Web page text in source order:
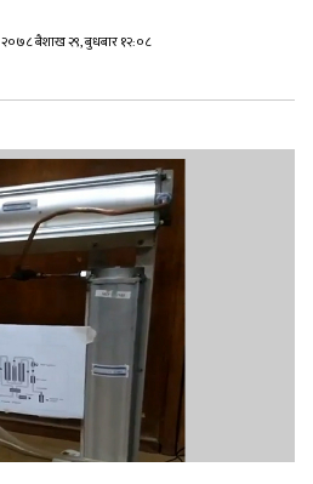
२०७८ बैशाख २९, बुधबार १२:०८